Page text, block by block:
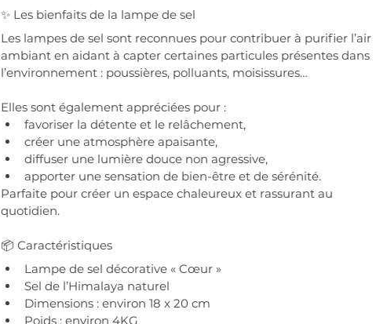
✨ Les bienfaits de la lampe de sel
Les lampes de sel sont reconnues pour contribuer à purifier l’air
ambiant en aidant à capter certaines particules présentes dans
l’environnement : poussières, polluants, moisissures…
Elles sont également appréciées pour :
favoriser la détente et le relâchement,
créer une atmosphère apaisante,
diffuser une lumière douce non agressive,
apporter une sensation de bien-être et de sérénité.
Parfaite pour créer un espace chaleureux et rassurant au
quotidien.
📦 Caractéristiques
Lampe de sel décorative « Cœur »
Sel de l’Himalaya naturel
Dimensions : environ 18 x 20 cm
Poids : environ 4KG